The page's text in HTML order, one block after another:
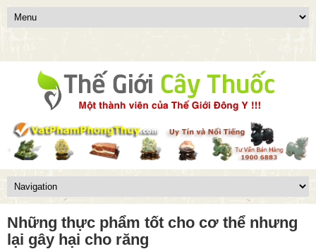
Những thực phẩm tốt cho cơ thể nhưng
lại gây hại cho răng